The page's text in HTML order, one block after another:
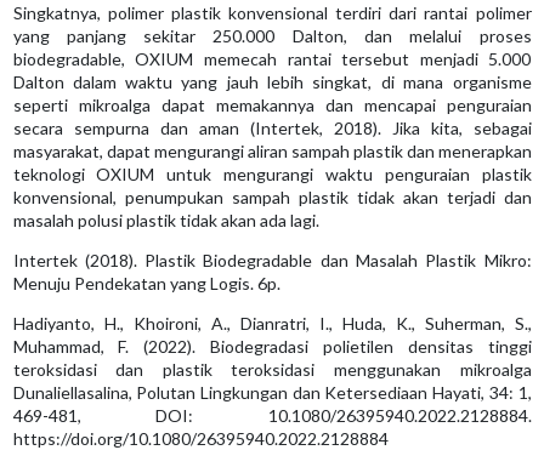
Singkatnya, polimer plastik konvensional terdiri dari rantai polimer
yang panjang sekitar 250.000 Dalton, dan melalui proses
biodegradable, OXIUM memecah rantai tersebut menjadi 5.000
Dalton dalam waktu yang jauh lebih singkat, di mana organisme
seperti mikroalga dapat memakannya dan mencapai penguraian
secara sempurna dan aman (Intertek, 2018). Jika kita, sebagai
masyarakat, dapat mengurangi aliran sampah plastik dan menerapkan
teknologi OXIUM untuk mengurangi waktu penguraian plastik
konvensional, penumpukan sampah plastik tidak akan terjadi dan
masalah polusi plastik tidak akan ada lagi.
Intertek (2018). Plastik Biodegradable dan Masalah Plastik Mikro:
Menuju Pendekatan yang Logis. 6p.
Hadiyanto, H., Khoironi, A., Dianratri, I., Huda, K., Suherman, S.,
Muhammad, F. (2022). Biodegradasi polietilen densitas tinggi
teroksidasi dan plastik teroksidasi menggunakan mikroalga
Dunaliellasalina, Polutan Lingkungan dan Ketersediaan Hayati, 34: 1,
469-481, DOI: 10.1080/26395940.2022.2128884.
https://doi.org/10.1080/26395940.2022.2128884